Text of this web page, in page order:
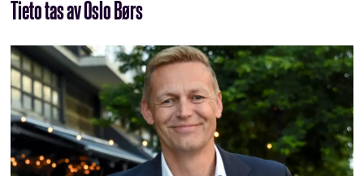
Tieto tas av Oslo Børs